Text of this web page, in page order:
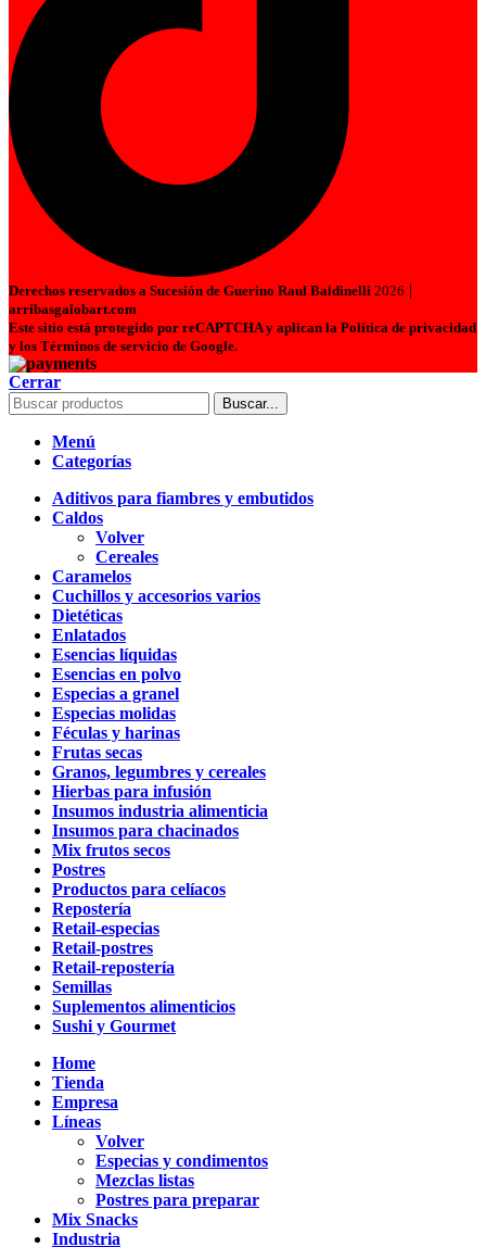
Derechos reservados a Sucesión de Guerino Raul Baldinelli 2026 |
arribasgalobart.com
Este sitio está protegido por reCAPTCHA y aplican la Política de privacidad
y los Términos de servicio de Google.
Cerrar
Buscar...
Menú
Categorías
Aditivos para fiambres y embutidos
Caldos
Volver
Cereales
Caramelos
Cuchillos y accesorios varios
Dietéticas
Enlatados
Esencias líquidas
Esencias en polvo
Especias a granel
Especias molidas
Féculas y harinas
Frutas secas
Granos, legumbres y cereales
Hierbas para infusión
Insumos industria alimenticia
Insumos para chacinados
Mix frutos secos
Postres
Productos para celíacos
Repostería
Retail-especias
Retail-postres
Retail-repostería
Semillas
Suplementos alimenticios
Sushi y Gourmet
Home
Tienda
Empresa
Líneas
Volver
Especias y condimentos
Mezclas listas
Postres para preparar
Mix Snacks
Industria